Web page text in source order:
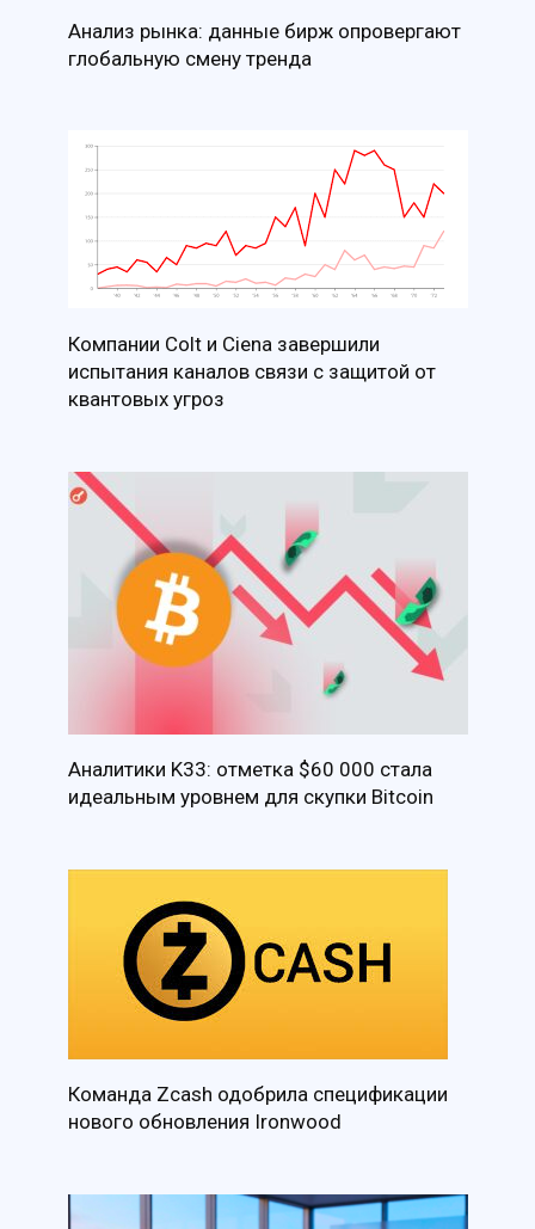
Анализ рынка: данные бирж опровергают
глобальную смену тренда
Компании Colt и Ciena завершили
испытания каналов связи с защитой от
квантовых угроз
Аналитики K33: отметка $60 000 стала
идеальным уровнем для скупки Bitcoin
Команда Zcash одобрила спецификации
нового обновления Ironwood